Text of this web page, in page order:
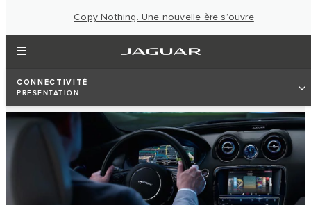
Copy Nothing. Une nouvelle ère s’ouvre
CONNECTIVITÉ
PRÉSENTATION